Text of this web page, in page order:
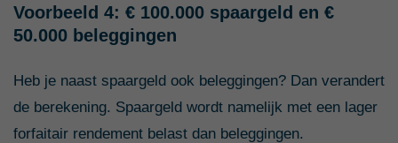
Voorbeeld 4: € 100.000 spaargeld en €
50.000 beleggingen
Heb je naast spaargeld ook beleggingen? Dan verandert
de berekening. Spaargeld wordt namelijk met een lager
forfaitair rendement belast dan beleggingen.